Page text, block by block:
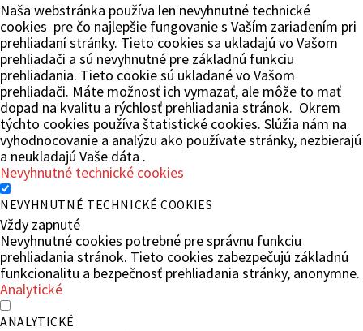
Naša webstránka používa len nevyhnutné technické
cookies pre čo najlepšie fungovanie s Vaším zariadením pri
prehliadaní stránky. Tieto cookies sa ukladajú vo Vašom
prehliadači a sú nevyhnutné pre základnú funkciu
prehliadania. Tieto cookie sú ukladané vo Vašom
prehliadači. Máte možnosť ich vymazať, ale môže to mať
dopad na kvalitu a rýchlosť prehliadania stránok. Okrem
týchto cookies používa štatistické cookies. Slúžia nám na
vyhodnocovanie a analýzu ako používate stránky, nezbierajú
a neukladajú Vaše dáta .
Nevyhnutné technické cookies
NEVYHNUTNÉ TECHNICKÉ COOKIES
Vždy zapnuté
Nevyhnutné cookies potrebné pre správnu funkciu
prehliadania stránok. Tieto cookies zabezpečujú základnú
funkcionalitu a bezpečnosť prehliadania stránky, anonymne.
Analytické
ANALYTICKÉ